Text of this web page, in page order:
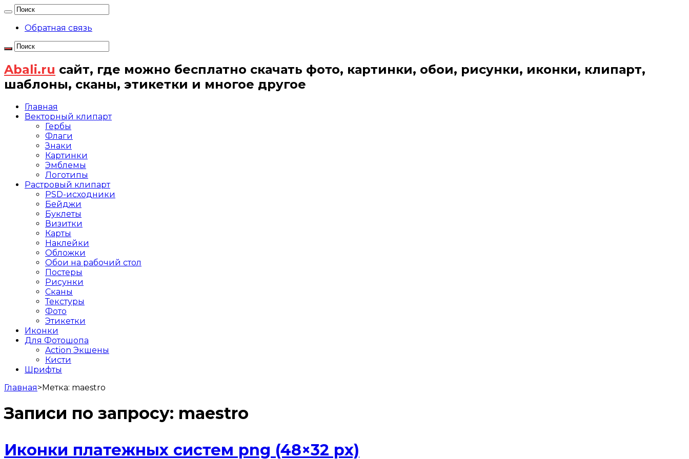
Обратная связь
Abali.ru сайт, где можно бесплатно скачать фото, картинки, обои, рисунки, иконки, клипарт,
шаблоны, сканы, этикетки и многое другое
Главная
Векторный клипарт
Гербы
Флаги
Знаки
Картинки
Эмблемы
Логотипы
Растровый клипарт
PSD-исходники
Бейджи
Буклеты
Визитки
Карты
Наклейки
Обложки
Обои на рабочий стол
Постеры
Рисунки
Сканы
Текстуры
Фото
Этикетки
Иконки
Для Фотошопа
Action Экшены
Кисти
Шрифты
Главная>Метка: maestro
Записи по запросу: maestro
Иконки платежных систем png (48×32 px)